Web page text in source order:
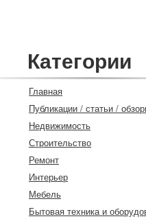
Категории
Главная
Публикации / статьи /
Недвижимость
Строительство
Ремонт
Интерьер
Мебель
Бытовая техника и